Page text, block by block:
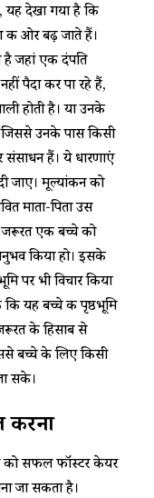
यह देखा गया है कि
की ओर बढ़ जाते हैं।
जहां एक दंपति
पैदा कर पा रहे हैं,
होती है। या उनके
उनके पास किसी
हैं। ये धारणाएं
जाए। मूल्यांकन को
माता-पिता उस
जरूरत एक बच्चे को
किया हो। इसके
पर भी विचार किया
यह बच्चे की पृष्ठभूमि
के हिसाब से
बच्चे के लिए किसी
सके।
करना
को सफल फॉस्टर केयर
जा सकता है।